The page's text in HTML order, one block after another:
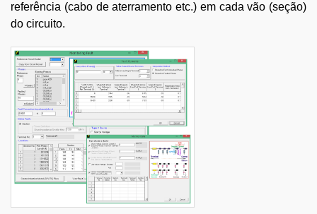
referência (cabo de aterramento etc.) em cada vão (seção)
do circuito.